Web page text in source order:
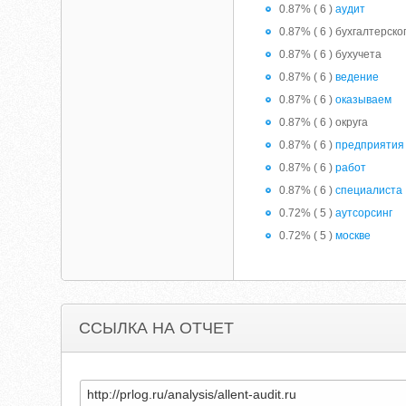
0.87% ( 6 )аудит
0.87% ( 6 )
0.87% ( 6 ) бухучета
0.87% ( 6 )ведение
0.87% ( 6 )оказываем
0.87% ( 6 ) округа
0.87% ( 6 )предприятия
0.87% ( 6 )работ
0.87% ( 6 )специалиста
0.72% ( 5 )аутсорсинг
0.72% ( 5 )москве
ССЫЛКА НА ОТЧЕТ